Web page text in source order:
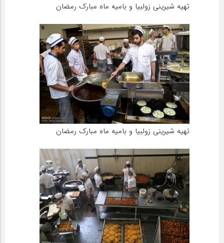
تهیه شیرینی زولبیا و بامیه ماه مبارک رمضان
تهیه شیرینی زولبیا و بامیه ماه مبارک رمضان